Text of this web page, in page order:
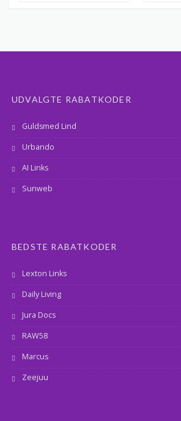
UDVALGTE RABATKODER
Guldsmed Lind
Urbando
AI Links
Sunweb
BEDSTE RABATKODER
Lexton Links
Daily Living
Jura Docs
RAW58
Marcus
Zeejuu